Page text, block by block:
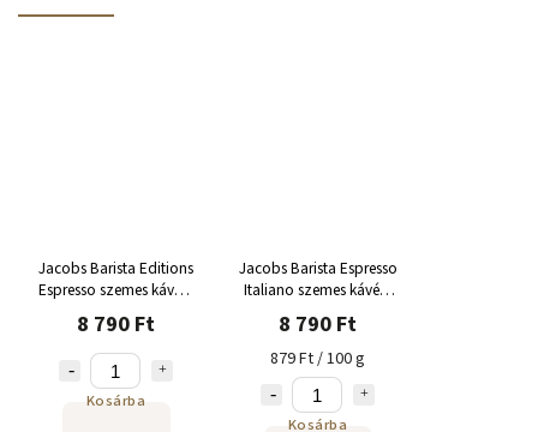
Jacobs Barista Editions
Espresso szemes kávé 1
kg
8 790 Ft
Kosárba
Jacobs Barista Espresso
Italiano szemes kávé 1
kg
8 790 Ft
879 Ft / 100 g
Kosárba